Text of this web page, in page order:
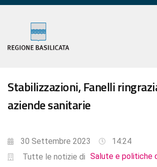
Stabilizzazioni, Fanelli
aziende sanitarie
30 Settembre 2023
14:24
Tutte le notizie di Salute e politiche